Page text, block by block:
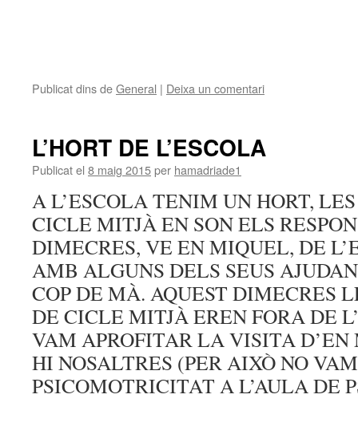
Publicat dins deGeneral | Deixa un comentari
L’HORT DE L’ESCOLA
Publicat el 8 maig 2015per hamadriade1
A L’ESCOLA TENIM UN HORT,
CICLE MITJÀ EN SON ELS
DIMECRES, VE EN MIQUEL, DE
AMB ALGUNS DELS SEUS
COP DE MÀ. AQUEST DIMECRES
DE CICLE MITJÀ EREN FORA DE
VAM APROFITAR LA VISITA
HI NOSALTRES (PER AIXÒ NO
PSICOMOTRICITAT A L’AULA DE